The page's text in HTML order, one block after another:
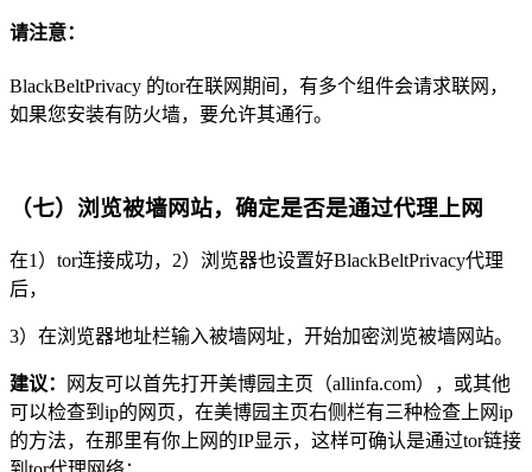
请注意：
BlackBeltPrivacy 的tor在联网期间，有多个组件会请求联网，
如果您安装有防火墙，要允许其通行。
（七）浏览被墙网站，确定是否是通过代理上网
在1）tor连接成功，2）浏览器也设置好BlackBeltPrivacy代理
后，
3）在浏览器地址栏输入被墙网址，开始加密浏览被墙网站。
建议：
网友可以首先打开美博园主页（allinfa.com），或其他
可以检查到ip的网页，在美博园主页右侧栏有三种检查上网ip
的方法，在那里有你上网的IP显示，这样可确认是通过tor链接